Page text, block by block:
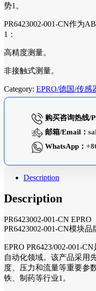
势1。
PR6423002-001-CN作为
1：
高精度测量。
非接触式测量。
Category: EPRO/德国/传感
购买咨询热线/
邮箱/Email：
WhatsApp：
Description
Description
PR6423002-001-CN EPRO
PR6423002-001-CN模块品
EPRO PR6423/002-001-
自动化领域。该产品采用
度、压力和流量等重要参
铁、制药等行业1。